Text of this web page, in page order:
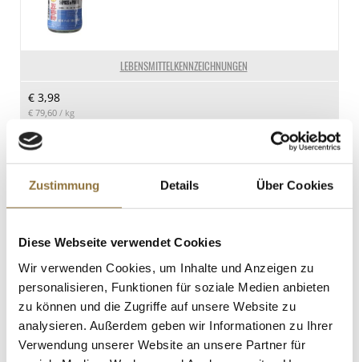
Zustimmung Details Über Cookies
Diese Webseite verwendet Cookies
Wir verwenden Cookies, um Inhalte und Anzeigen zu
personalisieren, Funktionen für soziale Medien anbieten
zu können und die Zugriffe auf unsere Website zu
analysieren. Außerdem geben wir Informationen zu Ihrer
Verwendung unserer Website an unsere Partner für
25.9 g
davon gesättigte Fettsäuren
0.5 g
davon Zucker
0.5 g
Eiweiß
24.7 g
Salz
0.94 g
LEBENSMITTELKENNZEICHNUNGEN
€ 3,98
€ 79,60 / kg
LEBENSMITTELKENNZEICHNUNGEN
Forellen-Kaviar, schwarz, 200 g
Art.Nr.:11256
€ 36,95
€ 184,75/ kg